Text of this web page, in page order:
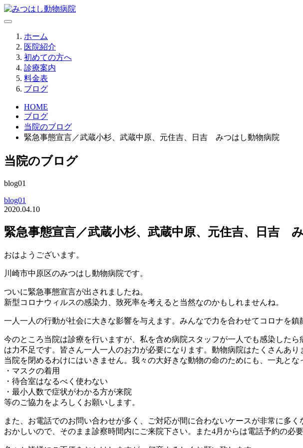
ホーム
医院紹介
初めての方へ
診療案内
料金表
ブログ
HOME
ブログ
当院のブログ
緊急事態宣言／武蔵小杉、武蔵中原、元住吉、日吉 みつはし動物病院
当院のブログ
blog01
blog01
2020.04.10
緊急事態宣言／武蔵小杉、武蔵中原、元住吉、日吉
おはようございます。
川崎市中原区のみつはし動物病院です。
ついに緊急事態宣言が出されましたね。
新型コロナウィルスの感染力、致死率を考えると当然なのかもしれませんね。
一人一人の行動が社会に大きな影響を与えます。みんなで力を合わせてコロナを鎮
今のところ当院は診療を行いますが、私を含め病院スタッフが一人でも感染した
は力不足です。皆さん一人一人のお力が必要になります。動物病院はたくさんあ
当院を閉めるわけにはいきません。我々の大好きな動物の命のためにも、一丸とな
・マスクの着用
・待合室はなるべく使わない
・最小人数で症状がわかる方が来院
等のご協力をよろしくお願いします。
また、お電話でのお問い合わせが多く、ご対応が間に合わないケースが非常に多
おかしいので、そのまま診察時間内にご来院下さい。また4月からは電話予約の必要